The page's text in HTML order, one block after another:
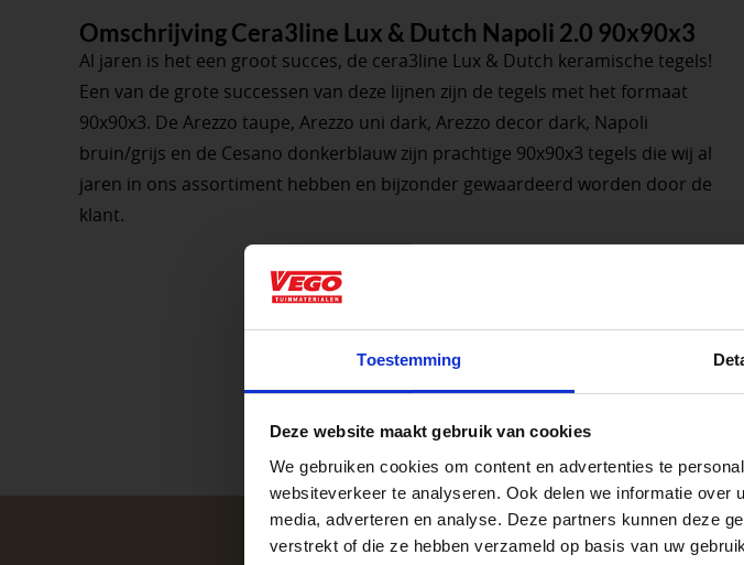
Toestemming
Deze website maakt gebruik van cookies
We gebruiken cookies om content en advertenties te
websiteverkeer te analyseren. Ook delen we informatie
media, adverteren en analyse. Deze partners kunnen deze
verstrekt of die ze hebben verzameld op basis van uw
Omschrijving Cera3line Lux & Dutch Napoli 2.0 90x90x3
Al jaren is het een groot succes, de cera3line Lux & Dutch keramische tegels!
Een van de grote successen van deze lijnen zijn de tegels met het formaat
90x90x3. De Arezzo taupe, Arezzo uni dark, Arezzo decor dark, Napoli
bruin/grijs en de Cesano donkerblauw zijn prachtige 90x90x3 tegels die wij al
jaren in ons assortiment hebben en bijzonder gewaardeerd worden door de
klant.
Aangepaste openingstijden
op zaterdag. Bekijk de vestigingspagina voor de
Afsluiting Papendrechtse Brug